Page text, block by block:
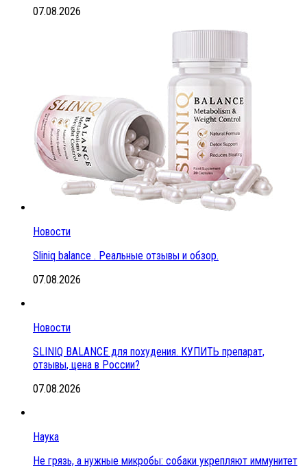
07.08.2026
Новости
Sliniq balance . Реальные отзывы и обзор.
07.08.2026
Новости
SLINIQ BALANCE для похудения. КУПИТЬ препарат,
отзывы, цена в России?
07.08.2026
Наука
Не грязь, а нужные микробы: собаки укрепляют иммунитет